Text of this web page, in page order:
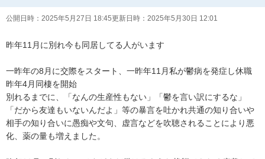
公開日時： 2025年5月27日 18:45更新日時： 2025年5月30日 12:01
昨年11月に別れ今も同居してる人がいます
一昨年の8月に交際をスタート、一昨年11月私が鬱病を発症し休職
昨年4月同棲を開始
別れるまでに、「なんの生産性もない」「鬱を言い訳にするな」
「だから友達もいないんだよ」等の暴言を吐かれ共通の知り合いや
相手の知り合いに愚痴や文句、虚言などを吹聴されることにより悪
化、薬の量も増えました。